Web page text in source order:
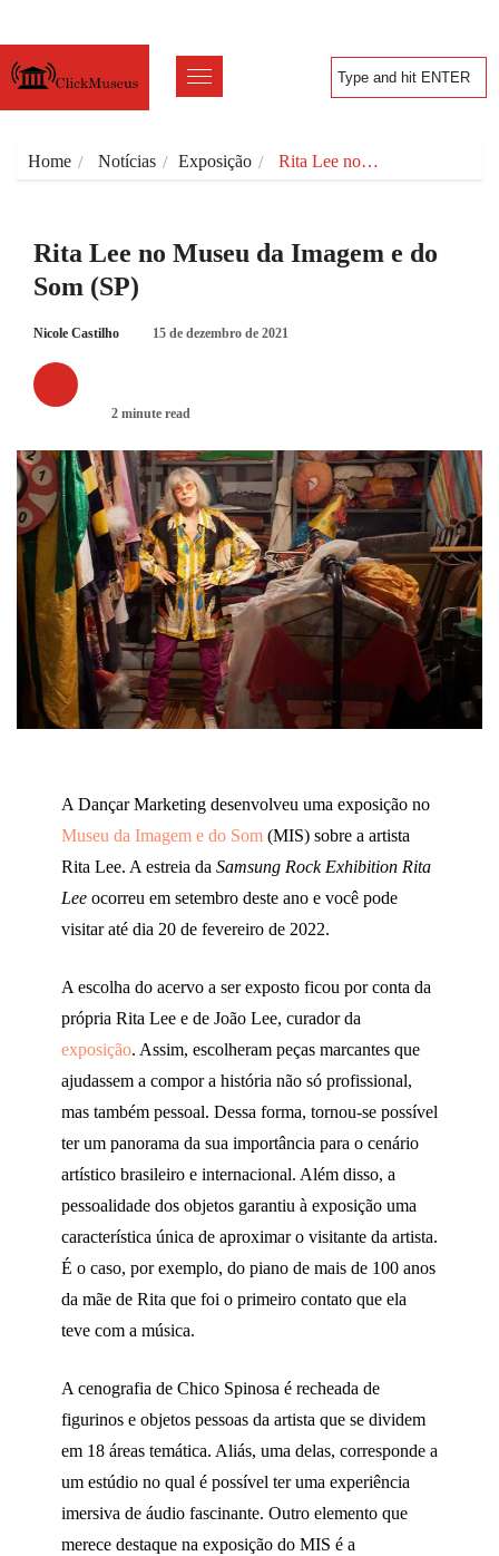
Home Notícias Exposição Rita Lee no…
Rita Lee no Museu da Imagem e do
Som (SP)
Nicole Castilho 15 de dezembro de 2021
2 minute read
A Dançar Marketing desenvolveu uma exposição no
Museu da Imagem e do Som (MIS) sobre a artista
Rita Lee. A estreia da Samsung Rock Exhibition Rita
Lee ocorreu em setembro deste ano e você pode
visitar até dia 20 de fevereiro de 2022.
A escolha do acervo a ser exposto ficou por conta da
própria Rita Lee e de João Lee, curador da
exposição. Assim, escolheram peças marcantes que
ajudassem a compor a história não só profissional,
mas também pessoal. Dessa forma, tornou-se possível
ter um panorama da sua importância para o cenário
artístico brasileiro e internacional. Além disso, a
pessoalidade dos objetos garantiu à exposição uma
característica única de aproximar o visitante da artista.
É o caso, por exemplo, do piano de mais de 100 anos
da mãe de Rita que foi o primeiro contato que ela
teve com a música.
A cenografia de Chico Spinosa é recheada de
figurinos e objetos pessoas da artista que se dividem
em 18 áreas temática. Aliás, uma delas, corresponde a
um estúdio no qual é possível ter uma experiência
imersiva de áudio fascinante. Outro elemento que
merece destaque na exposição do MIS é a